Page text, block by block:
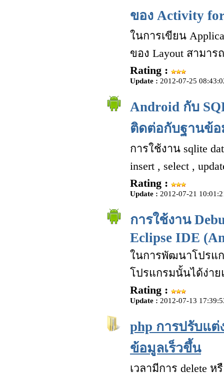
ของ Activity
ในการเขียน
ของ Layout สามา
Rating :
Update : 2012-07-25
Android กับ
ติดต่อกับฐานข้อ
การใช้งาน sqlite
insert , select ,
Rating :
Update : 2012-07-21
การใช้งาน
Eclipse IDE
ในการพัฒนาโปรแ
โปรแกรมนั้นได้ง่าย
Rating :
Update : 2012-07-13
php การปรับแต่
ข้อมูลเร็วขึ้น
เวลามีการ delete